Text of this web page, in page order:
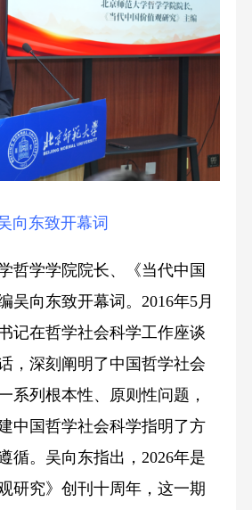
向东致开幕词
学学院院长、《当代中国
吴向东致开幕词。2016年5月
记在哲学社会科学工作座谈
，深刻阐明了中国哲学社会
系列根本性、原则性问题，
中国哲学社会科学指明了方
循。吴向东指出，2026年是
研究》创刊十周年，这一期